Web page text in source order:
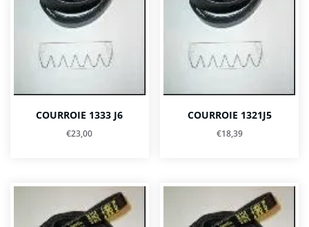
COURROIE 1333 J6
€23,00
COURROIE 1321J5
€18,39